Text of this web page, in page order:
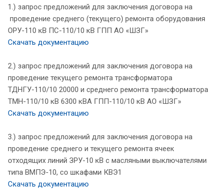
1.) запрос предложений для заключения договора на
проведение среднего (текущего) ремонта оборудования
ОРУ-110 кВ ПС-110/10 кВ ГПП АО «ШЗГ»
Скачать документацию
2.) запрос предложений для заключения договора на
проведение текущего ремонта трансформатора
ТДНГУ-110/10 20000 и среднего ремонта трансформатора
ТМН-110/10 кВ 6300 кВА ГПП-110/10 кВ АО «ШЗГ»
Скачать документацию
3.) запрос предложений для заключения договора на
проведение среднего и текущего ремонта ячеек
отходящих линий ЗРУ-10 кВ с масляными выключателями
типа ВМПЭ-10, со шкафами КВЭ1
Скачать документацию